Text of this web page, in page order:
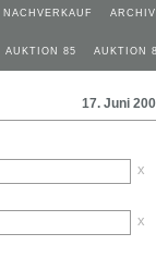
NACHVERKAUF ARCHIV
AUKTION 85 AUKTION
17. Juni
x
x